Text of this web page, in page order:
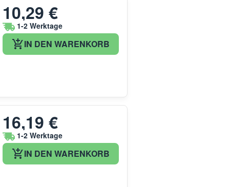
10,29 €
1-2 Werktage
IN DEN WARENKORB
16,19 €
1-2 Werktage
IN DEN WARENKORB